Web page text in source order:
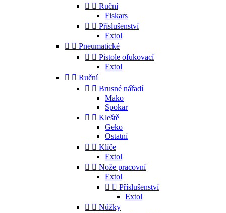
  Ruční
Fiskars
  Příslušenství
Extol
  Pneumatické
  Pistole ofukovací
Extol
  Ruční
  Brusné nářadí
Mako
Spokar
  Kleště
Geko
Ostatní
  Klíče
Extol
  Nože pracovní
Extol
  Příslušenství
Extol
  Nůžky